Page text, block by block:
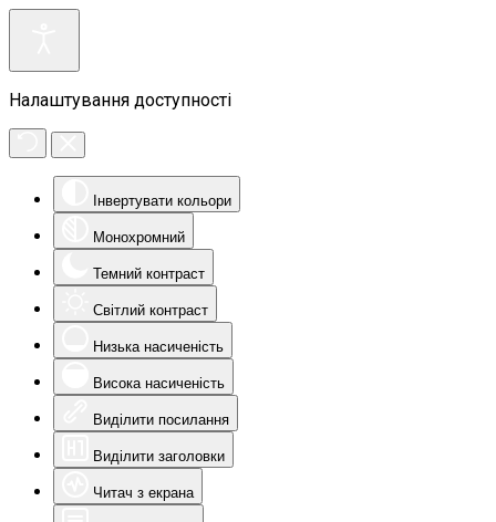
Налаштування доступності
Інвертувати кольори
Монохромний
Темний контраст
Світлий контраст
Низька насиченість
Висока насиченість
Виділити посилання
Виділити заголовки
Читач з екрана